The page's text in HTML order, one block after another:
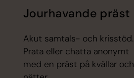
Jourhavande präst
Akut samtals- och krisstöd.
Prata eller chatta anonymt
med en präst på kvällar och